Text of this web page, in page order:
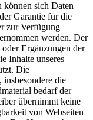
können sich Daten
Garantie für die
zur Verfügung
werden. Der
Ergänzungen der
Inhalte unseres
Die
die
bedarf der
übernimmt keine
von Webseiten